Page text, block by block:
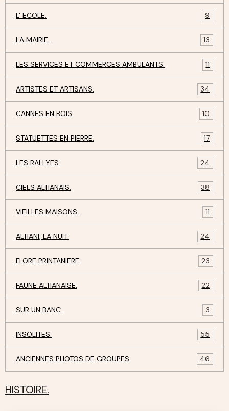
L' ECOLE. 9
LA MAIRIE. 13
LES SERVICES ET COMMERCES AMBULANTS. 11
ARTISTES ET ARTISANS. 34
CANNES EN BOIS. 10
STATUETTES EN PIERRE. 17
LES RALLYES. 24
CIELS ALTIANAIS. 38
VIEILLES MAISONS. 11
ALTIANI, LA NUIT. 24
FLORE PRINTANIERE. 23
FAUNE ALTIANAISE. 22
SUR UN BANC. 3
INSOLITES. 55
ANCIENNES PHOTOS DE GROUPES. 46
HISTOIRE.